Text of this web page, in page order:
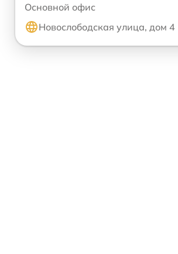
Основной офис
Новослободская улица, дом 4